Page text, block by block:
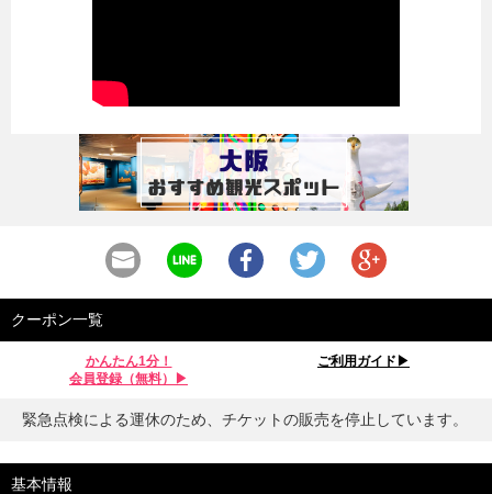
クーポン一覧
かんたん1分！
会員登録（無料）▶︎
ご利用ガイド▶︎
緊急点検による運休のため、チケットの販売を停止しています。
基本情報